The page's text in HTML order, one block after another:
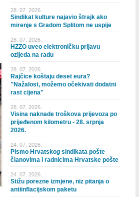
28. 07. 2026.
Sindikat kulture najavio štrajk ako
mirenje s Gradom Splitom ne uspije
28. 07. 2026.
HZZO uveo elektroničku prijavu
ozljeda na radu
28. 07. 2026.
Rajčice koštaju deset eura?
"Nažalost, možemo očekivati dodatni
rast cijena"
28. 07. 2026.
Visina naknade troškova prijevoza po
prijeđenom kilometru - 28. srpnja
2026.
24. 07. 2026.
Pismo Hrvatskog sindikata pošte
članovima i radnicima Hrvatske pošte
24. 07. 2026.
Stižu porezne izmjene, niz pitanja o
antiinflacijskom paketu